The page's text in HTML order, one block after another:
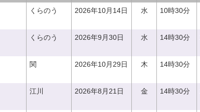
くらのう 2026年10月14日 水 10時30分
くらのう 2026年9月30日 水 14時30分
関 2026年10月29日 木 14時30分
江川 2026年8月21日 金 14時30分